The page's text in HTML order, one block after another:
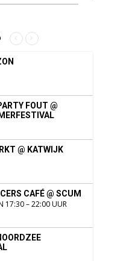
FOUT @
@ KATWIJK
CAFÉ @ SCUM
17:30 – 22:00 UUR